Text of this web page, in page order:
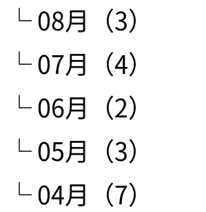
└ 08月（3）
└ 07月（4）
└ 06月（2）
└ 05月（3）
└ 04月（7）